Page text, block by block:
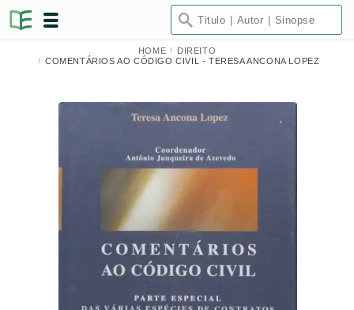
HOME
DIREITO
COMENTÁRIOS AO CÓDIGO CIVIL - TERESA ANCONA LOPEZ